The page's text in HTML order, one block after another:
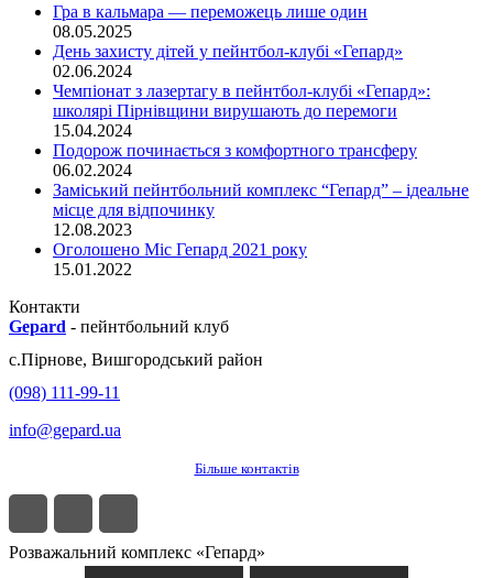
Гра в кальмара — переможець лише один
08.05.2025
День захисту дітей у пейнтбол-клубі «Гепард»
02.06.2024
Чемпіонат з лазертагу в пейнтбол-клубі «Гепард»:
школярі Пірнівщини вирушають до перемоги
15.04.2024
Подорож починається з комфортного трансферу
06.02.2024
Заміський пейнтбольний комплекс “Гепард” – ідеальне
місце для відпочинку
12.08.2023
Оголошено Міс Гепард 2021 року
15.01.2022
Контакти
Gepard - пейнтбольний клуб
с.Пірнове, Вишгородський район
(098) 111-99-11
info@gepard.ua
Більше контактів
Розважальний комплекс «Гепард»